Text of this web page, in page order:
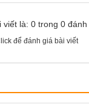
là: 0 trong 0 đánh
để đánh giá bài viết